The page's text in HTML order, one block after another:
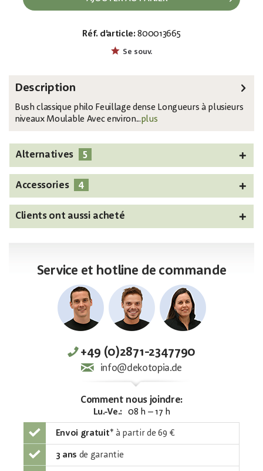
Réf. d’article: 800013665
Se souv.
Description
Bush classique philo Feuillage dense Longueurs à plusieurs
niveaux Moulable Avec environ...plus
Alternatives 5
Accessories 4
Clients ont aussi acheté
Service et hotline de commande
+49 (0)2871-2347790
info@dekotopia.de
Comment nous joindre:
Lu.-Ve.: 08 h – 17 h
Envoi gratuit* à partir de 69 €
3 ans de garantie